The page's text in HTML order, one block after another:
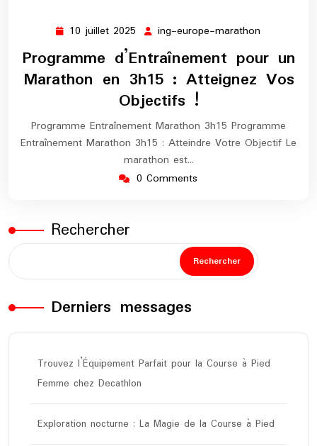
10 juillet 2025 10
juillet
2025
ing-europe-marathon
marathon
Programme d’Entraînement pour un
Marathon en 3h15 : Atteignez Vos
Objectifs !
Programme Entraînement Marathon 3h15 Programme
Entraînement Marathon 3h15 : Atteindre Votre Objectif Le
marathon est…
0 Comments
Rechercher
Rechercher
Derniers messages
Trouvez l’Équipement Parfait pour la Course à Pied
Femme chez Decathlon
Exploration nocturne : La Magie de la Course à Pied